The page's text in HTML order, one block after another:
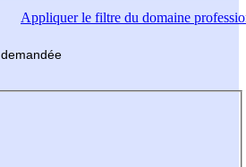
Appliquerle filtre du domaine
demandée